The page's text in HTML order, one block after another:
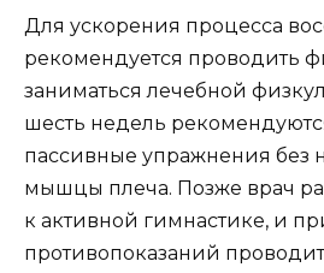
Для ускорения процесса
рекомендуется проводить
заниматься лечебной
шесть недель
пассивные упражнения без
мышцы плеча. Позже врач
к активной гимнастике, и
противопоказаний